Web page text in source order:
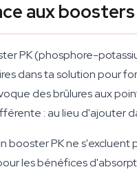
aux boosters
PK (phosphore-
dans ta solution pour
des brûlures aux
: au lieu d'ajouter
booster PK ne
les bénéfices